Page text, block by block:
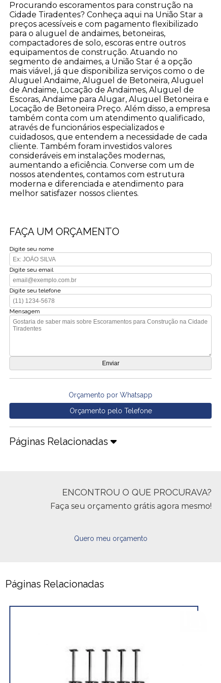
Procurando escoramentos para construção na
Cidade Tiradentes? Conheça aqui na União Star a
preços acessíveis e com pagamento flexibilizado
para o aluguel de andaimes, betoneiras,
compactadores de solo, escoras entre outros
equipamentos de construção. Atuando no
segmento de andaimes, a União Star é a opção
mais viável, já que disponibiliza serviços como o de
Aluguel Andaime, Aluguel de Betoneira, Aluguel
de Andaime, Locação de Andaimes, Aluguel de
Escoras, Andaime para Alugar, Aluguel Betoneira e
Locação de Betoneira Preço. Além disso, a empresa
também conta com um atendimento qualificado,
através de funcionários especializados e
cuidadosos, que entendem a necessidade de cada
cliente. Também foram investidos valores
consideráveis em instalações modernas,
aumentando a eficiência. Converse com um de
nossos atendentes, contamos com estrutura
moderna e diferenciada e atendimento para
melhor satisfazer nossos clientes.
FAÇA UM ORÇAMENTO
Digite seu nome
Digite seu email
Digite seu telefone
Mensagem
Orçamento por Whatsapp
Orçamento pelo Telefone
Páginas Relacionadas
ENCONTROU O QUE PROCURAVA?
Faça seu orçamento grátis agora mesmo!
Quero meu orçamento
Páginas Relacionadas